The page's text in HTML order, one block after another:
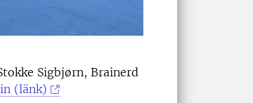
Sigbjørn, Brainerd
(länk)